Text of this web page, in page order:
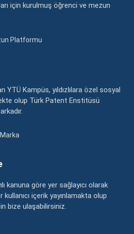
için kurulmuş öğrenci ve mezun
Platformu
YTÜ Kampüs, yıldızlılara özel sosyal
olup Türk Patent Enstitüsü
kanuna göre yer sağlayıcı olarak
içerik yayınlamakta olup
bize ulaşabilirsiniz.